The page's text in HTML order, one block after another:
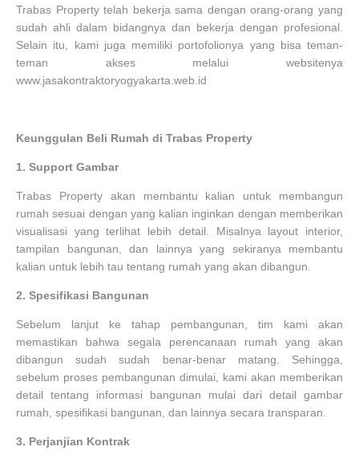
Trabas Property telah bekerja sama dengan orang-orang yang
sudah ahli dalam bidangnya dan bekerja dengan profesional.
Selain itu, kami juga memiliki portofolionya yang bisa teman-
teman akses melalui websitenya
www.jasakontraktoryogyakarta.web.id
Keunggulan Beli Rumah di Trabas Property
1. Support Gambar
Trabas Property akan membantu kalian untuk membangun
rumah sesuai dengan yang kalian inginkan dengan memberikan
visualisasi yang terlihat lebih detail. Misalnya layout interior,
tampilan bangunan, dan lainnya yang sekiranya membantu
kalian untuk lebih tau tentang rumah yang akan dibangun.
2. Spesifikasi Bangunan
Sebelum lanjut ke tahap pembangunan, tim kami akan
memastikan bahwa segala perencanaan rumah yang akan
dibangun sudah sudah benar-benar matang. Sehingga,
sebelum proses pembangunan dimulai, kami akan memberikan
detail tentang informasi bangunan mulai dari detail gambar
rumah, spesifikasi bangunan, dan lainnya secara transparan.
3. Perjanjian Kontrak